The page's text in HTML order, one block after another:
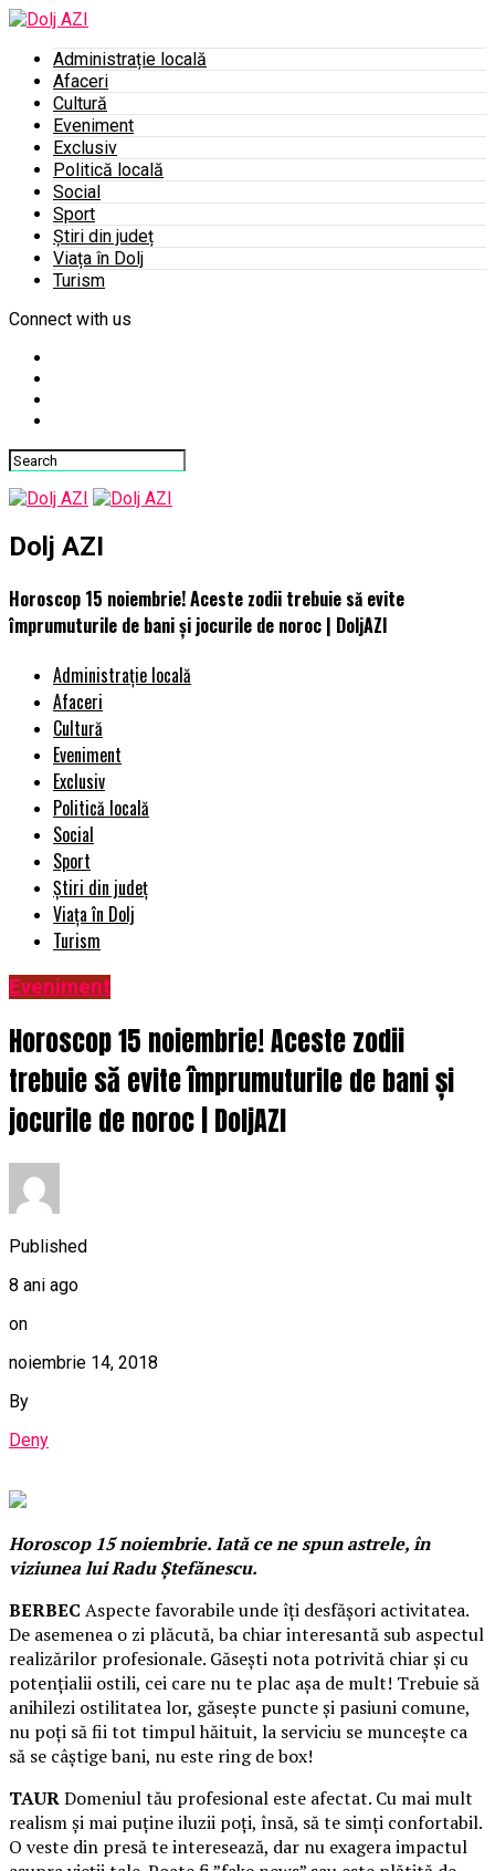
Administrație locală
Afaceri
Cultură
Eveniment
Exclusiv
Politică locală
Social
Sport
Știri din județ
Viața în Dolj
Turism
Connect with us
Dolj AZI
Horoscop 15 noiembrie! Aceste zodii trebuie să evite
împrumuturile de bani și jocurile de noroc | DoljAZI
Administrație locală
Afaceri
Cultură
Eveniment
Exclusiv
Politică locală
Social
Sport
Știri din județ
Viața în Dolj
Turism
Eveniment
Horoscop 15 noiembrie! Aceste zodii
trebuie să evite împrumuturile de bani și
jocurile de noroc | DoljAZI
Published
8 ani ago
on
noiembrie 14, 2018
By
Deny
Horoscop 15 noiembrie. Iată ce ne spun astrele, în
viziunea lui Radu Ștefănescu.
BERBEC Aspecte favorabile unde îţi desfăşori activitatea.
De asemenea o zi plăcută, ba chiar interesantă sub aspectul
realizărilor profesionale. Găseşti nota potrivită chiar şi cu
potenţialii ostili, cei care nu te plac aşa de mult! Trebuie să
anihilezi ostilitatea lor, găseşte puncte şi pasiuni comune,
nu poţi să fii tot timpul hăituit, la serviciu se munceşte ca
să se câştige bani, nu este ring de box!
TAURDomeniul tău profesional este afectat. Cu mai mult
realism şi mai puţine iluzii poţi, însă, să te simţi confortabil.
O veste din presă te interesează, dar nu exagera impactul